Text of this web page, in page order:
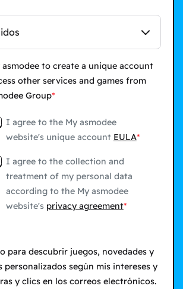
asmodee to create a unique account
other services and games from
Group
I agree to the My asmodee
website's unique account EULA
I agree to the collection and
treatment of my personal data
according to the My asmodee
website's privacy agreement
para descubrir juegos, novedades y
personalizados según mis intereses y
y clics en los correos electrónicos.